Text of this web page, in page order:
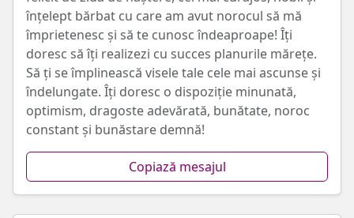
înțelept bărbat cu care am avut norocul să mă
împrietenesc și să te cunosc îndeaproape! Îți
doresc să îți realizezi cu succes planurile mărețe.
Să ți se împlinească visele tale cele mai ascunse și
îndelungate. Îți doresc o dispoziție minunată,
optimism, dragoste adevărată, bunătate, noroc
constant și bunăstare demnă!
Copiază mesajul